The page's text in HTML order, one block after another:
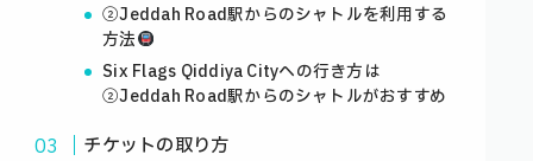
②Jeddah Road駅からのシャトルを利用する
方法
Six Flags Qiddiya Cityへの行き方は
②Jeddah Road駅からのシャトルがおすすめ
チケットの取り方